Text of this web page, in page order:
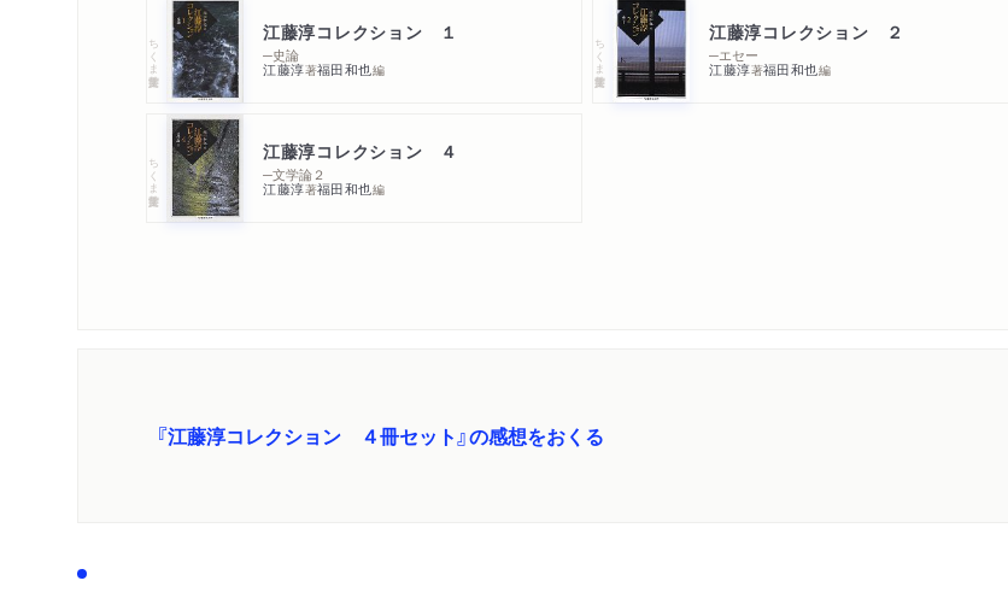
ちくま学芸文庫 江藤淳コレクション １
─史論
江藤淳著福田和也編
ちくま学芸文庫 江藤淳コレクション ２
─エセー
江藤淳著福田和也編
ちくま学芸文庫 江藤淳コレクション ４
─文学論２
江藤淳著福田和也編
『江藤淳コレクション ４冊セット』の感想をおくる